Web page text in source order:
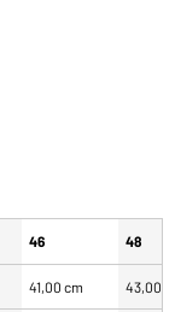
46 48
41,00 cm 43,00